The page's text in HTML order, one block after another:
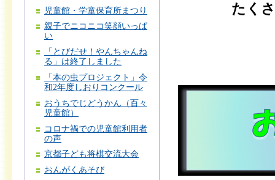
児童館・学童保育所まつり
親子でニコニコ笑顔いっぱ
い
「とびだせ！やんちゃんね
る」は終了しました
「本の虫プロジェクト」令
和2年度しおりコンクール
おうちでじどうかん（百々
児童館）
コロナ禍での児童館利用者
の声
京都子ども将棋交流大会
おんがくあそび
たく